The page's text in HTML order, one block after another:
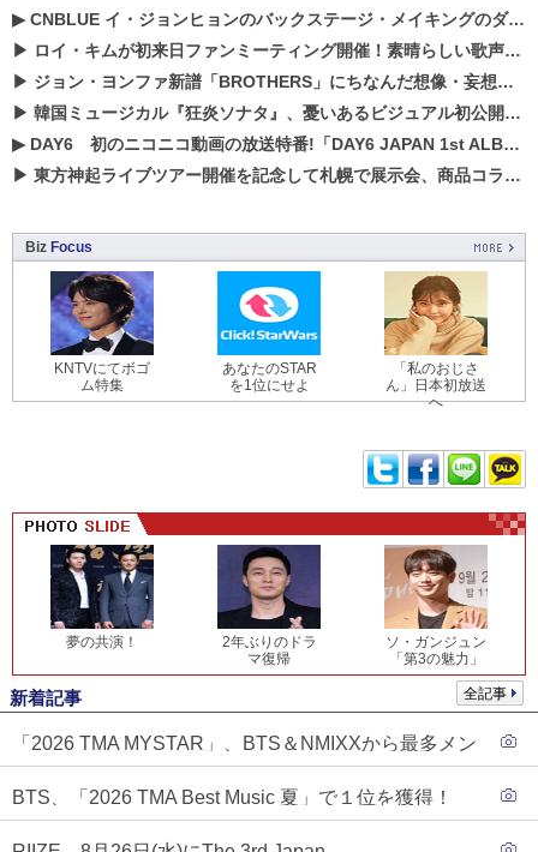
▶CNBLUE イ・ジョンヒョンのバックステージ・メイキングのダイジェスト映像が公開！
▶ ロイ・キムが初来日ファンミーティング開催！素晴らしい歌声に癒される贅沢な時間
▶ ジョン・ヨンファ新譜「BROTHERS」にちなんだ想像・妄想企画がスタート！
▶ 韓国ミュージカル『狂炎ソナタ』、憂いある​ビジュアル初公開!! 主役リョウク、SHIN、KENらのコメントが到着！
▶ DAY6 初のニコニコ動画の放送特番!「DAY6 JAPAN 1st ALBUM「UNLOCK」発売記念 ライブ@ニコ生」を配信決定!
▶ 東方神起ライブツアー開催を記念して札幌で展示会、商品コラボが実現！！
Biz Focus
KNTVにてボゴ
ム特集
あなたのSTAR
を1位にせよ
「私のおじさ
ん」日本初放送
へ
夢の共演！
2年ぶりのドラ
マ復帰
ソ・ガンジュン
「第3の魅力」
全記事
新着記事
「2026 TMA MYSTAR」、BTS＆NMIXXから最多メン
BTS、「2026 TMA Best Music 夏」で１位を獲得！